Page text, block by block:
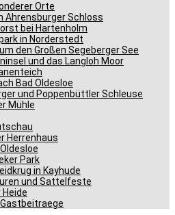
Orte
Ahrensburger Schloss
bei Hartenholm
in Norderstedt
den Großen Segeberger See
und das Langloh Moor
Bad Oldesloe
und Poppenbüttler Schleuse
Mühle
Herrenhaus
Park
in Kayhude
und Sattelfeste
Heide